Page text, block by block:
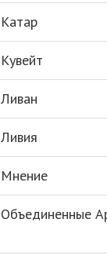
Катар
Кувейт
Ливан
Ливия
Мнение
Объединенные